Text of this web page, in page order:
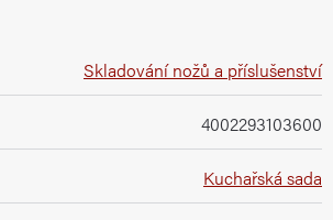
Skladování nožů a příslušenství
4002293103600
Kuchařská sada